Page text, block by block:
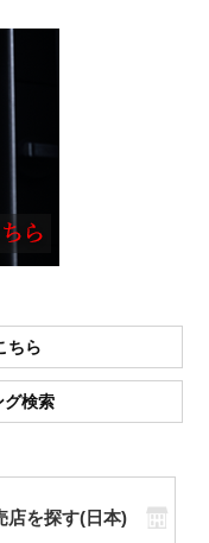
ちら
検索
店を探す(日本)